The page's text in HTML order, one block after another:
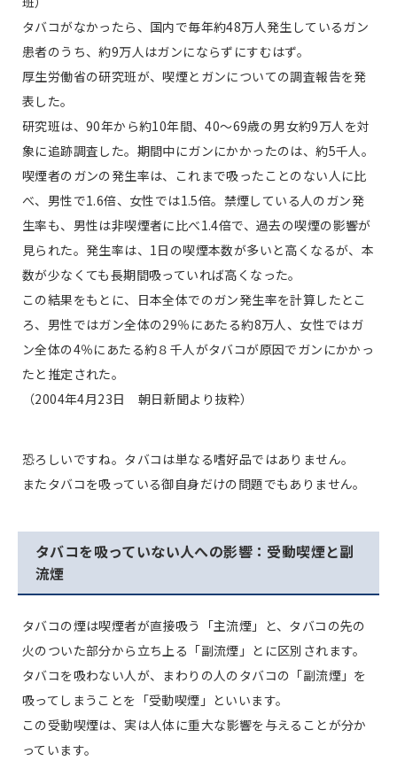
タバコがなかったら、国内で毎年約48万人発生しているガン
患者のうち、約9万人はガンにならずにすむはず。
厚生労働省の研究班が、喫煙とガンについての調査報告を発
表した。
研究班は、90年から約10年間、40～69歳の男女約9万人を対
象に追跡調査した。期間中にガンにかかったのは、約5千人。
喫煙者のガンの発生率は、これまで吸ったことのない人に比
べ、男性で1.6倍、女性では1.5倍。禁煙している人のガン発
生率も、男性は非喫煙者に比べ1.4倍で、過去の喫煙の影響が
見られた。発生率は、1日の喫煙本数が多いと高くなるが、本
数が少なくても長期間吸っていれば高くなった。
この結果をもとに、日本全体でのガン発生率を計算したとこ
ろ、男性ではガン全体の29％にあたる約8万人、女性ではガ
ン全体の4％にあたる約８千人がタバコが原因でガンにかかっ
たと推定された。
（2004年4月23日 朝日新聞より抜粋）
恐ろしいですね。タバコは単なる嗜好品ではありません。
またタバコを吸っている御自身だけの問題でもありません。
タバコを吸っていない人への影響：受動喫煙と副
流煙
タバコの煙は喫煙者が直接吸う「主流煙」と、タバコの先の
火のついた部分から立ち上る「副流煙」とに区別されます。
タバコを吸わない人が、まわりの人のタバコの「副流煙」を
吸ってしまうことを「受動喫煙」といいます。
この受動喫煙は、実は人体に重大な影響を与えることが分か
っています。